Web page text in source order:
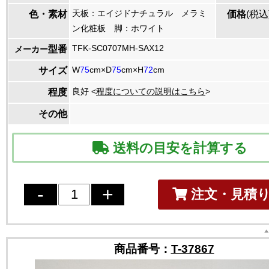
色・素材 天板：エイジドナチュラル メラミ
ン化粧板 脚：ホワイト
価格(税
メーカー型番 TFK-SC0707MH-SAX12
サイズ W75cm×D75cm×H72cm
程度 良好 <程度についての説明はこちら>
その他
送料の目安を計算する
注文・見積
商品番号： T-37867